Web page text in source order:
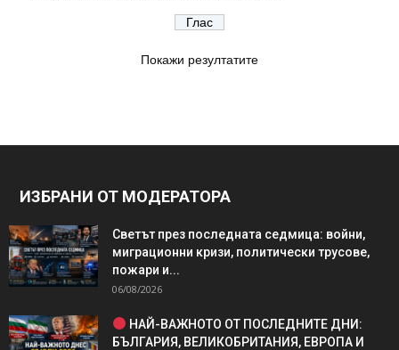
Покажи резултатите
ИЗБРАНИ ОТ МОДЕРАТОРА
Светът през последната седмица: войни,
миграционни кризи, политически трусове,
пожари и...
06/08/2026
НАЙ-ВАЖНОТО ОТ ПОСЛЕДНИТЕ ДНИ:
БЪЛГАРИЯ, ВЕЛИКОБРИТАНИЯ, ЕВРОПА И